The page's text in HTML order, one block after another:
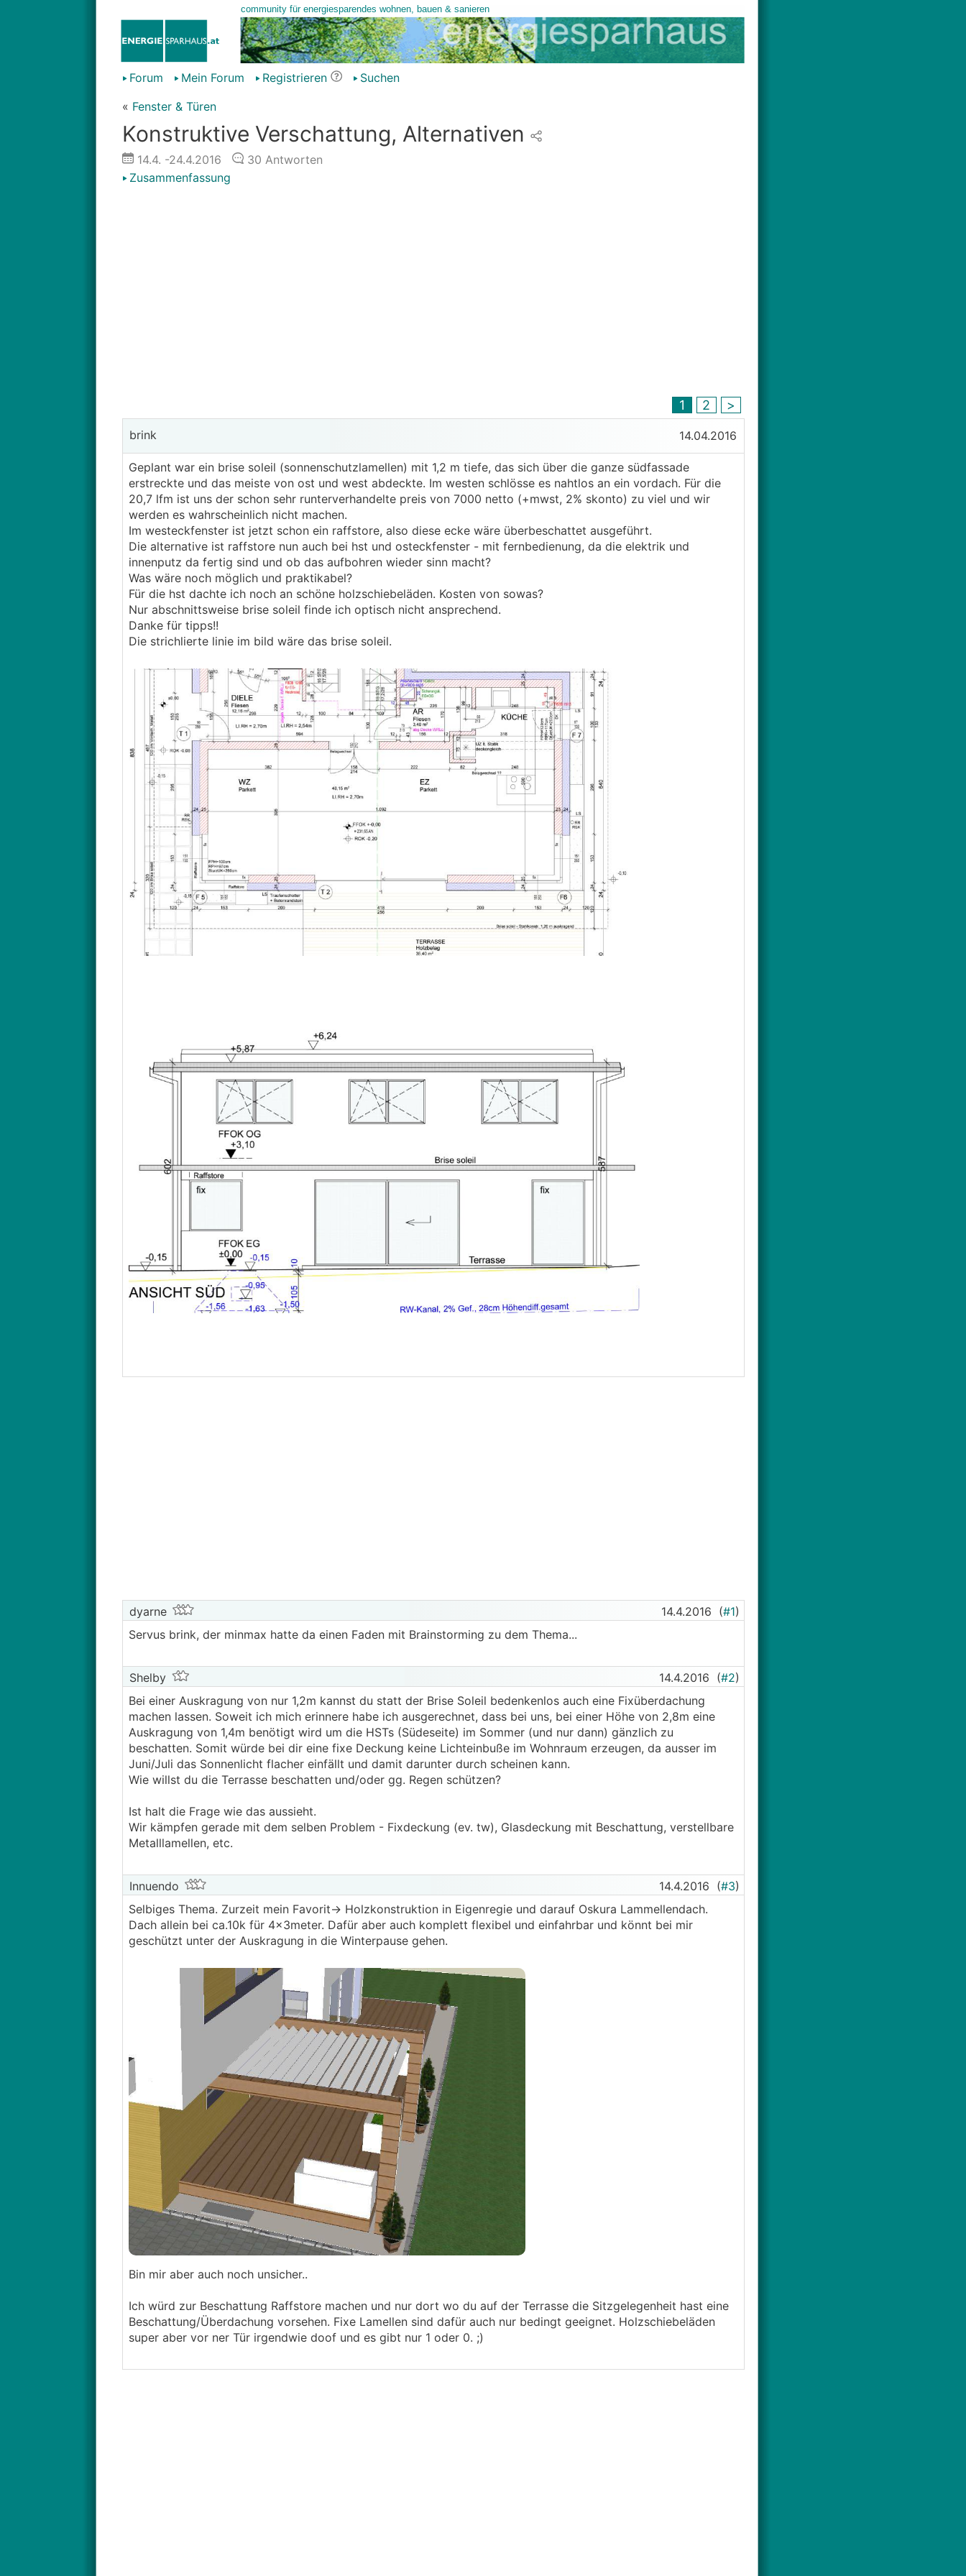
Forum Mein Forum Registrieren
Suchen
« Fenster & Türen
Konstruktive Verschattung, Alternativen
14.4. -24.4.2016 30 Antworten
Zusammenfassung
1 2 >
brink 14.04.2016
Geplant war ein brise soleil (sonnenschutzlamellen) mit 1,2 m tiefe, das sich über die ganze südfassade
erstreckte und das meiste von ost und west abdeckte. Im westen schlösse es nahtlos an ein vordach. Für die
20,7 lfm ist uns der schon sehr runterverhandelte preis von 7000 netto (+mwst, 2% skonto) zu viel und wir
werden es wahrscheinlich nicht machen.
Im westeckfenster ist jetzt schon ein raffstore, also diese ecke wäre überbeschattet ausgeführt.
Die alternative ist raffstore nun auch bei hst und osteckfenster - mit fernbedienung, da die elektrik und
innenputz da fertig sind und ob das aufbohren wieder sinn macht?
Was wäre noch möglich und praktikabel?
Für die hst dachte ich noch an schöne holzschiebeläden. Kosten von sowas?
Nur abschnittsweise brise soleil finde ich optisch nicht ansprechend.
Danke für tipps!!
Die strichlierte linie im bild wäre das brise soleil.
dyarne 14.4.2016 (#1)
Servus brink, der minmax hatte da einen Faden mit Brainstorming zu dem Thema...
Shelby 14.4.2016 (#2)
Bei einer Auskragung von nur 1,2m kannst du statt der Brise Soleil bedenkenlos auch eine Fixüberdachung
machen lassen. Soweit ich mich erinnere habe ich ausgerechnet, dass bei uns, bei einer Höhe von 2,8m eine
Auskragung von 1,4m benötigt wird um die HSTs (Südeseite) im Sommer (und nur dann) gänzlich zu
beschatten. Somit würde bei dir eine fixe Deckung keine Lichteinbuße im Wohnraum erzeugen, da ausser im
Juni/Juli das Sonnenlicht flacher einfällt und damit darunter durch scheinen kann.
Wie willst du die Terrasse beschatten und/oder gg. Regen schützen?
Ist halt die Frage wie das aussieht.
Wir kämpfen gerade mit dem selben Problem - Fixdeckung (ev. tw), Glasdeckung mit Beschattung, verstellbare
Metalllamellen, etc.
Innuendo 14.4.2016 (#3)
Selbiges Thema. Zurzeit mein Favorit-> Holzkonstruktion in Eigenregie und darauf Oskura Lammellendach.
Dach allein bei ca.10k für 4x3meter. Dafür aber auch komplett flexibel und einfahrbar und könnt bei mir
geschützt unter der Auskragung in die Winterpause gehen.
Bin mir aber auch noch unsicher..
Ich würd zur Beschattung Raffstore machen und nur dort wo du auf der Terrasse die Sitzgelegenheit hast eine
Beschattung/Überdachung vorsehen. Fixe Lamellen sind dafür auch nur bedingt geeignet. Holzschiebeläden
super aber vor ner Tür irgendwie doof und es gibt nur 1 oder 0. ;)